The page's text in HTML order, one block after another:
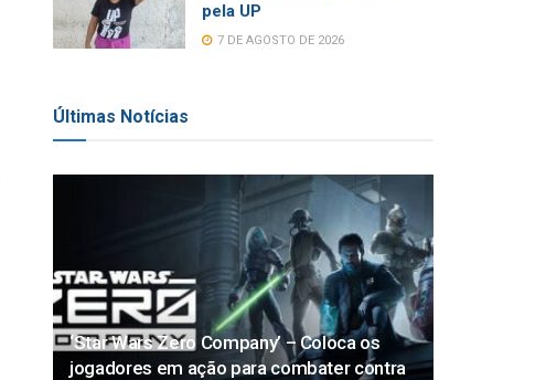
pela UP
7 DE AGOSTO DE 2026
Últimas Notícias
‘Star Wars Zero Company’ – Coloca os
jogadores em ação para combater contra